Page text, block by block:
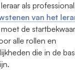
als
van het
de
alle rollen en
die in de